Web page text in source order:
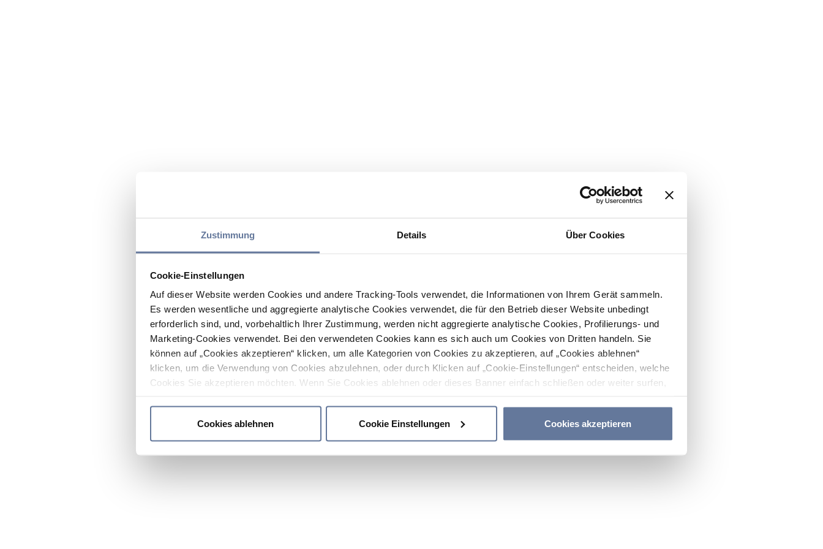
Zustimmung Details Über Cookies
Cookie-Einstellungen
Auf dieser Website werden Cookies und andere Tracking-Tools verwendet, die Informationen von Ihrem Gerät sammeln.
Es werden wesentliche und aggregierte analytische Cookies verwendet, die für den Betrieb dieser Website unbedingt
erforderlich sind, und, vorbehaltlich Ihrer Zustimmung, werden nicht aggregierte analytische Cookies, Profilierungs- und
Marketing-Cookies verwendet. Bei den verwendeten Cookies kann es sich auch um Cookies von Dritten handeln. Sie
können auf „Cookies akzeptieren“ klicken, um alle Kategorien von Cookies zu akzeptieren, auf „Cookies ablehnen“
klicken, um die Verwendung von Cookies abzulehnen, oder durch Klicken auf „Cookie-Einstellungen“ entscheiden, welche
Cookies Sie akzeptieren möchten. Wenn Sie Cookies ablehnen oder dieses Banner einfach schließen oder weiter surfen,
Cookies ablehnen
Cookie Einstellungen Cookies akzeptieren